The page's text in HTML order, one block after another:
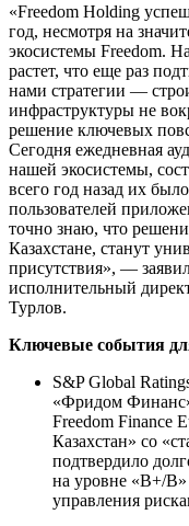
«Freedom Holding
год, несмотря на
экосистемы Freedom.
растет, что еще раз
нами стратегии —
инфраструктуры не
решение ключевых
Сегодня ежедневная
нашей экосистемы,
всего год назад их
пользователей
точно знаю, что
Казахстане, станут
присутствия», —
исполнительный
Турлов.
Ключевые события
S&P Global
«Фридом
Freedom Finance
Казахстан» со
подтвердило
на уровне «В+/
управления